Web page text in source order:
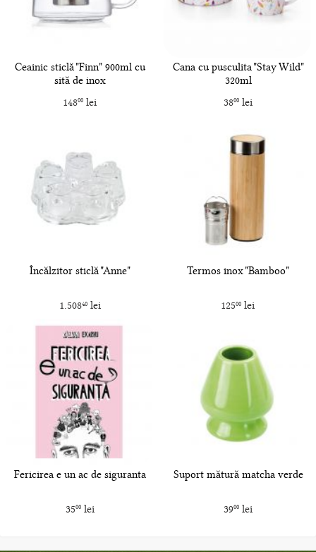
Ceainic sticlă "Finn" 900ml cu
sită de inox
14800 lei
Cana cu pusculita "Stay Wild"
320ml
3800lei
Încălzitor sticlă "Anne"
1.50840lei
Termos inox "Bamboo"
12500 lei
Fericirea e un ac de siguranta
3500lei
Suport mătură matcha verde
3900lei